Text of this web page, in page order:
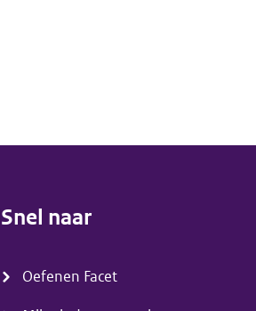
Snel naar
Oefenen Facet